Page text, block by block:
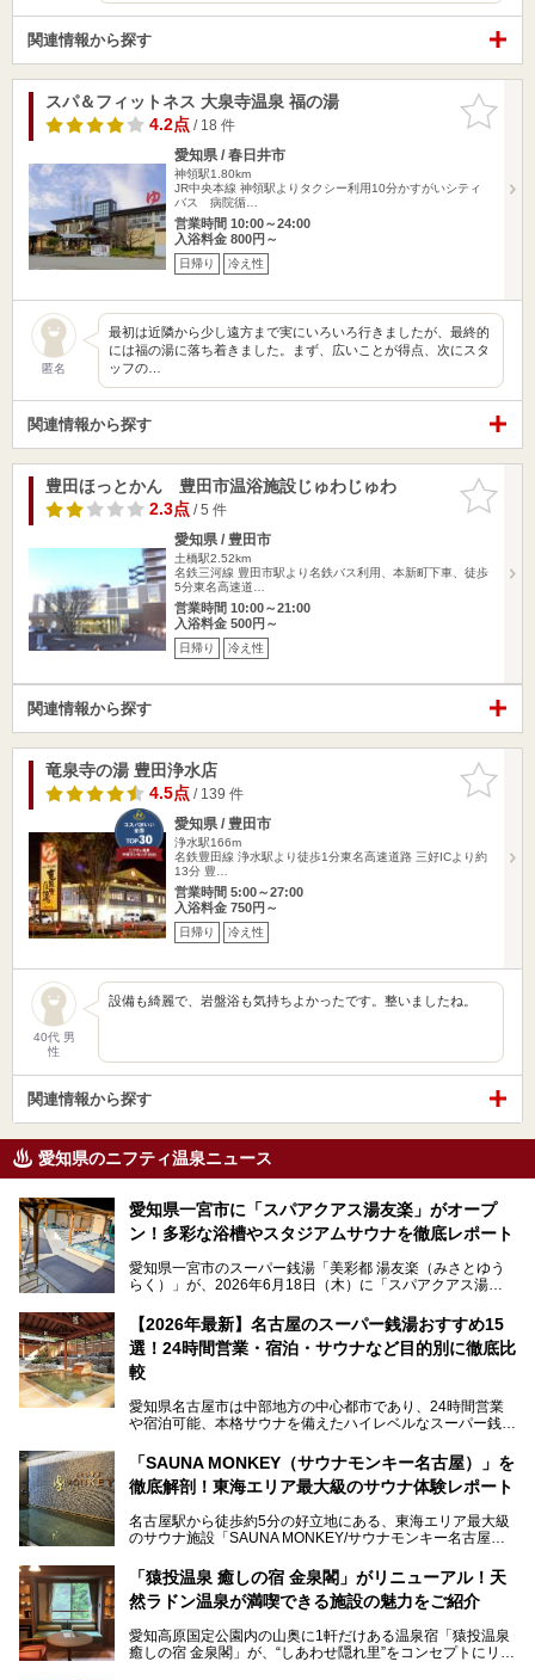
関連情報から探す
お気に入
りに追加
スパ＆フィットネス 大泉寺温泉 福の湯
4.2点/ 18 件
愛知県 / 春日井市
神領駅1.80km
JR中央本線 神領駅よりタクシー利用10分かすがいシティ
バス 病院循…
営業時間 10:00～24:00
入浴料金 800円～
日帰り 冷え性
匿名
最初は近隣から少し遠方まで実にいろいろ行きましたが、最終的
には福の湯に落ち着きました。まず、広いことが得点、次にスタ
ッフの…
関連情報から探す
お気に入
りに追加
豊田ほっとかん 豊田市温浴施設じゅわじゅわ
2.3点/ 5 件
愛知県 / 豊田市
土橋駅2.52km
名鉄三河線 豊田市駅より名鉄バス利用、本新町下車、徒歩
5分東名高速道…
営業時間 10:00～21:00
入浴料金 500円～
日帰り 冷え性
関連情報から探す
お気に入
りに追加
竜泉寺の湯 豊田浄水店
4.5点/ 139 件
愛知県 / 豊田市
浄水駅166m
名鉄豊田線 浄水駅より徒歩1分東名高速道路 三好ICより約
13分 豊…
営業時間 5:00～27:00
入浴料金 750円～
日帰り 冷え性
40代 男
性
設備も綺麗で、岩盤浴も気持ちよかったです。整いましたね。
関連情報から探す
愛知県のニフティ温泉ニュース
愛知県一宮市に「スパアクアス湯友楽」がオープ
ン！多彩な浴槽やスタジアムサウナを徹底レポート
愛知県一宮市のスーパー銭湯「美彩都 湯友楽（みさとゆう
らく）」が、2026年6月18日（木）に「スパアクアス湯友
この地で30年にわたり愛され続けてきた施設だからこそ、
地元住民をはじめオープンを待ちわびている人も多いのでは
ないでしょうか。
老朽化した設備の補修を機に、2年前からじっくり構想を練
ってきたというだけあって、館内の充実度は想像以上。
以前の4倍に拡張したという露天エリアや10の浴槽、40人収
容の巨大なスタジアムサウナに、岩盤浴やリラクゼーション
までまるごと楽しめる施設に生まれ変わりました。
今回は、全面リニューアルして新しくなった「スパアクアス
【2026年最新】名古屋のスーパー銭湯おすすめ15
選！24時間営業・宿泊・サウナなど目的別に徹底比
較
愛知県名古屋市は中部地方の中心都市であり、24時間営業
や宿泊可能、本格サウナを備えたハイレベルなスーパー銭湯
そのため、「日々の仕事の疲れを心身ともにリセットした
い」「休日に時間を忘れて1日中ダラダラ過ごしたい」「コ
くある点が魅力です！
お好みの温泉施設を見つけて楽しんでくださいね。
「SAUNA MONKEY（サウナモンキー名古屋）」を
徹底解剖！東海エリア最大級のサウナ体験レポート
名古屋駅から徒歩約5分の好立地にある、東海エリア最大級
のサウナ施設「SAUNA MONKEY/サウナモンキー名古屋」
「名古屋駅周辺ってサウナが少ないよね」という声をよく耳
にするだけあり、アクセスの良さにも胸が高鳴ります。
今回は普段は男性専用となっているパブリックサウナが、女
さっそく取材してきました！
「猿投温泉 癒しの宿 金泉閣」がリニューアル！天
然ラドン温泉が満喫できる施設の魅力をご紹介
愛知高原国定公園内の山奥に1軒だけある温泉宿「猿投温泉
癒しの宿 金泉閣」が、“しあわせ隠れ里”をコンセプトにリニ